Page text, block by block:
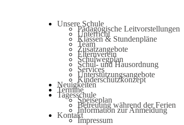
Unsere Schule
Pädagogische Leitvorstellungen
Unterricht
Klassen & Stundenpläne
Team
Zusatzangebote
Elternverein
Schulwegplan
Schul- und Hausordnung
Services
Unterstützungsangebote
Kinderschutzkonzept
Neuigkeiten
Termine
Tagesschule
Speiseplan
Betreuung während der Ferien
Information zur Anmeldung
Kontakt
Impressum